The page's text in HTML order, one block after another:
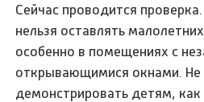
Сейчас проводится
нельзя оставлять
особенно в помещениях с
открывающимися окнами. Не
демонстрировать детям,